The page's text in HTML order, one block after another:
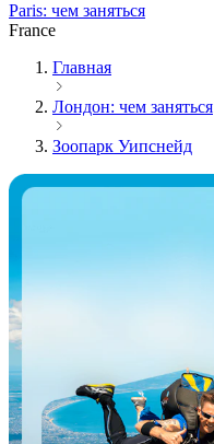
Paris: чем заняться
France
Главная
Лондон: чем заняться
Зоопарк Уипснейд